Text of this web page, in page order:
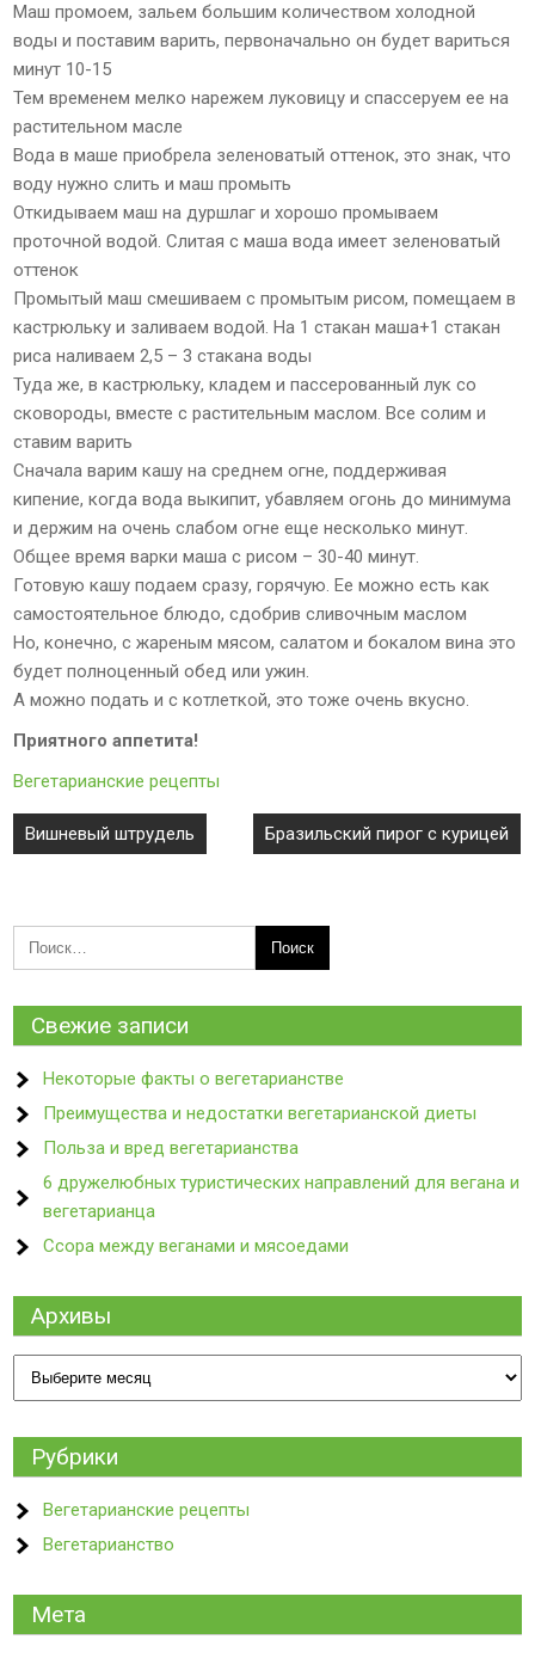
Маш промоем, зальем большим количеством холодной
воды и поставим варить, первоначально он будет вариться
минут 10-15
Тем временем мелко нарежем луковицу и спассеруем ее на
растительном масле
Вода в маше приобрела зеленоватый оттенок, это знак, что
воду нужно слить и маш промыть
Откидываем маш на дуршлаг и хорошо промываем
проточной водой. Слитая с маша вода имеет зеленоватый
оттенок
Промытый маш смешиваем с промытым рисом, помещаем в
кастрюльку и заливаем водой. На 1 стакан маша+1 стакан
риса наливаем 2,5 – 3 стакана воды
Туда же, в кастрюльку, кладем и пассерованный лук со
сковороды, вместе с растительным маслом. Все солим и
ставим варить
Сначала варим кашу на среднем огне, поддерживая
кипение, когда вода выкипит, убавляем огонь до минимума
и держим на очень слабом огне еще несколько минут.
Общее время варки маша с рисом – 30-40 минут.
Готовую кашу подаем сразу, горячую. Ее можно есть как
самостоятельное блюдо, сдобрив сливочным маслом
Но, конечно, с жареным мясом, салатом и бокалом вина это
будет полноценный обед или ужин.
А можно подать и с котлеткой, это тоже очень вкусно.
Приятного аппетита!
Вегетарианские рецепты
Навигация
по
Вишневый штрудель Бразильский пирог с курицей
Свежие записи
Некоторые факты о вегетарианстве
Преимущества и недостатки вегетарианской диеты
Польза и вред вегетарианства
6 дружелюбных туристических направлений для вегана и
вегетарианца
Ссора между веганами и мясоедами
Архивы
Архивы
Рубрики
Вегетарианские рецепты
Вегетарианство
Мета